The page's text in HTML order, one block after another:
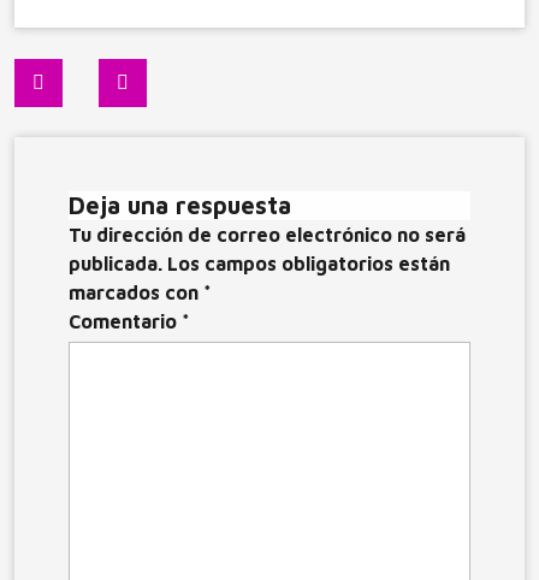
c
k
st
o
d
ai m
Navegación
Deja una respuesta
Tu dirección de correo electrónico no será
publicada. Los campos obligatorios están
marcados con *
Comentario *